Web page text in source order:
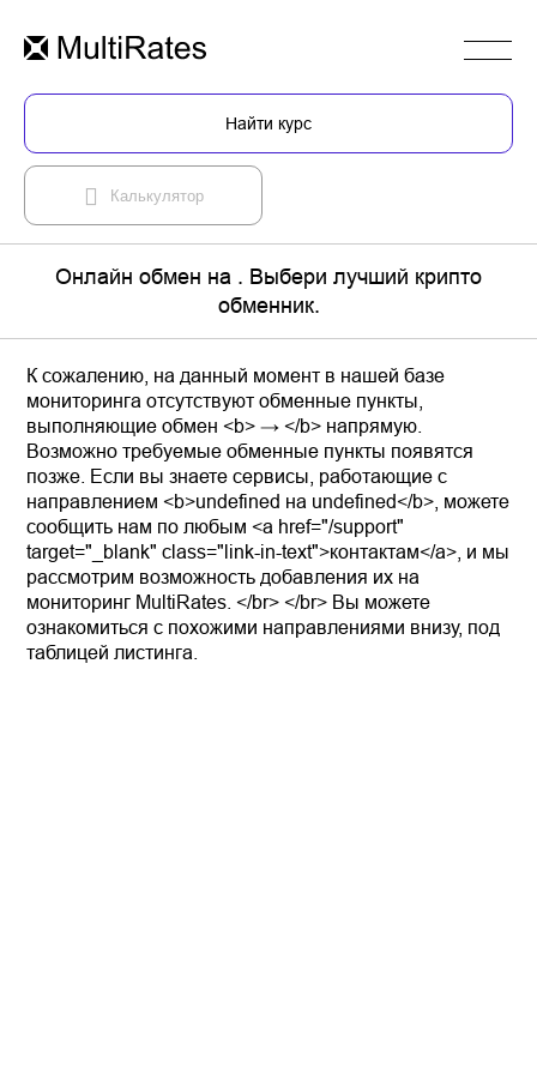
Найти курс
Калькулятор
Онлайн обмен на . Выбери лучший крипто
обменник.
К сожалению, на данный момент в нашей базе
мониторинга отсутствуют обменные пункты,
выполняющие обмен <b> → </b> напрямую.
Возможно требуемые обменные пункты появятся
позже. Если вы знаете сервисы, работающие с
направлением <b>undefined на undefined</b>, можете
сообщить нам по любым <a href="/support"
target="_blank" class="link-in-text">контактам</a>, и мы
рассмотрим возможность добавления их на
мониторинг MultiRates. </br> </br> Вы можете
ознакомиться с похожими направлениями внизу, под
таблицей листинга.